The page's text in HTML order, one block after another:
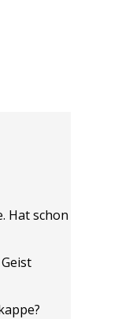
Hat schon